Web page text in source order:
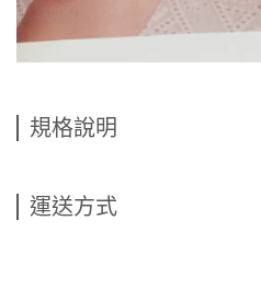
規格說明
運送方式